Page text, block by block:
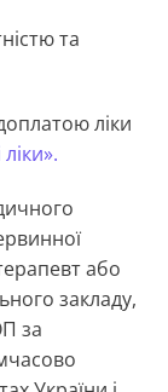
та
ліки
або
закладу,
за